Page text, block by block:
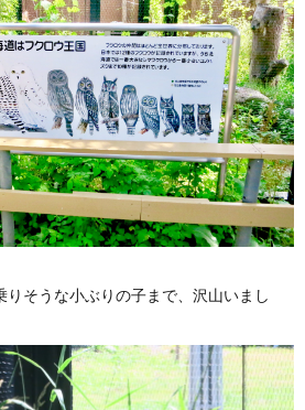
りそうな小ぶりの子まで、沢山いまし